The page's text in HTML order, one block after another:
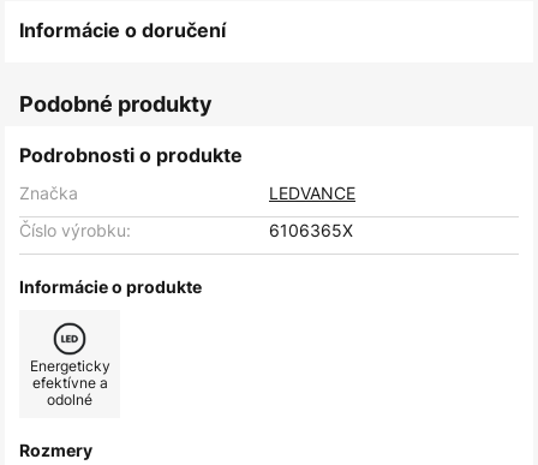
Informácie o doručení
Podobné produkty
Podrobnosti o produkte
Značka
LEDVANCE
Číslo výrobku:
6106365X
Informácie o produkte
Energeticky
efektívne a
odolné
Rozmery